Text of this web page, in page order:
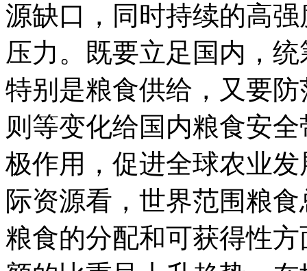
源缺口，同时持续的高
压力。既要立足国内，
特别是粮食供给，又要
则等变化给国内粮食安
极作用，促进全球农业
际资源看，世界范围粮
粮食的分配和可获得性